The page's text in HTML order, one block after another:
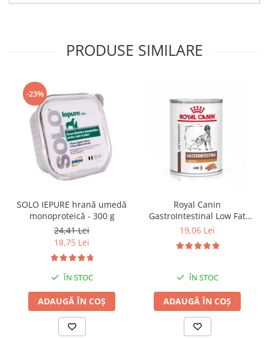
PRODUSE SIMILARE
-23%
SOLO IEPURE hrană umedă
monoproteică - 300 g
24,41 Lei
18,75 Lei
ÎN STOC
ADAUGĂ ÎN COȘ
Royal Canin
GastroIntestinal Low Fat
Dog– 420 g
19,06 Lei
ÎN STOC
ADAUGĂ ÎN COȘ